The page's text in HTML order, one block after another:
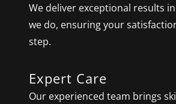
We deliver exceptional results
we do, ensuring your
step.
Expert Care
Our experienced team brings